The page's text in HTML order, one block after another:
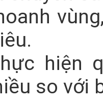
hiện
so với